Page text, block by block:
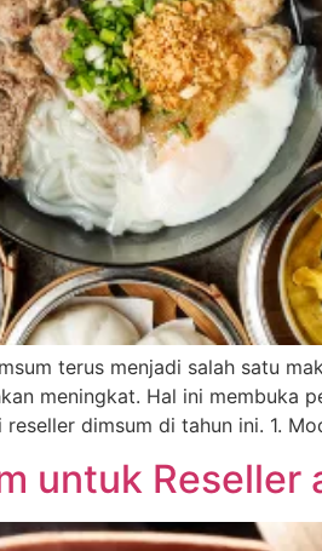
terus menjadi salah satu
meningkat. Hal ini membuka
dimsum di tahun ini. 1.
untuk Reseller